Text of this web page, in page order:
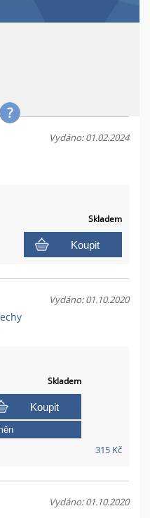
Vydáno: 01.02.2024
Skladem
Koupit
Vydáno: 01.10.2020
Skladem
Koupit
315 Kč
Vydáno: 01.10.2020